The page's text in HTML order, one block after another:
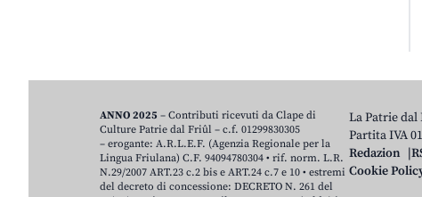
La Patrie
Partita IVA
Redazion
Cookie
ANNO 2025 – Contributi ricevuti da Clape di
Culture Patrie dal Friûl – c.f. 01299830305
– erogante: A.R.L.E.F. (Agenzia Regionale per la
Lingua Friulana) C.F. 94094780304 • rif. norm. L.R.
N.29/2007 ART.23 c.2 bis e ART.24 c.7 e 10 • estremi
del decreto di concessione: DECRETO N. 261 del